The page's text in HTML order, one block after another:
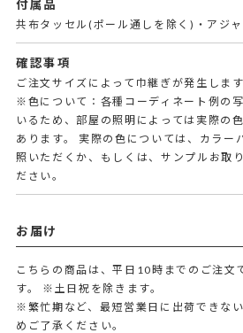
付属品
共布タッセル(ポール通しを除く)・アジ
確認事項
ご注文サイズによって巾継ぎが発生しま
※色について：各種コーディネート例の
いるため、部屋の照明によっては実際の
あります。 実際の色については、カラー
照いただくか、もしくは、サンプルお取
ださい。
お届け
こちらの商品は、平日10時までのご注文
す。
※土日祝を除きます。
※繁忙期など、最短営業日に出荷できな
めご了承ください。